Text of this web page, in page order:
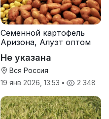
Семенной картофель
Аризона, Алуэт оптом
Не указана
Вся Россия
19 янв 2026, 13:53 • 2 348